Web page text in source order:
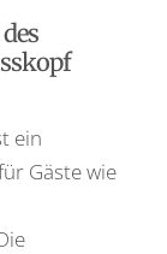
ein
Gäste wie